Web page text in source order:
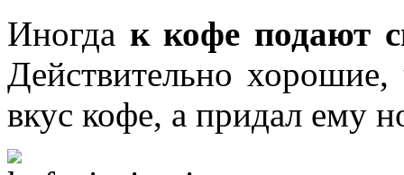
Иногда к кофе подают
Действительно
вкус кофе, а придал ему